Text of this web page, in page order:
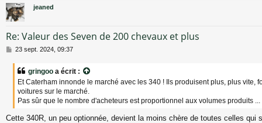
jeaned
Re: Valeur des Seven de 200 chevaux et plus
M
23 sept. 2024, 09:37
gringoo a écrit :
Et Caterham innonde le marché avec les 340 ! Ils produisent plus, plus vite,
voitures sur le marché.
Pas sûr que le nombre d'acheteurs est proportionnel aux volumes produits ...
Cette 340R, un peu optionnée, devient la moins chère de toutes celles qui